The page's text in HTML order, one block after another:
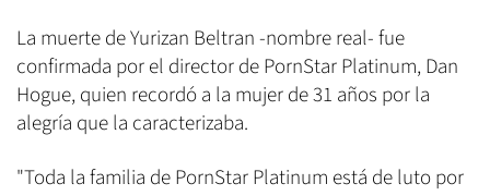
La muerte de Yurizan Beltran -nombre real- fue
confirmada por el director de PornStar Platinum, Dan
Hogue, quien recordó a la mujer de 31 años por la
alegría que la caracterizaba.
"Toda la familia de PornStar Platinum está de luto por